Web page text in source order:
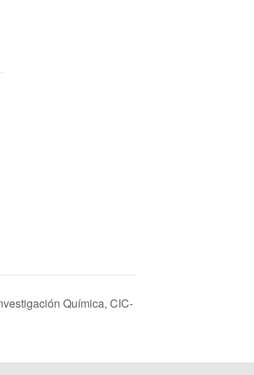
Química, CIC-